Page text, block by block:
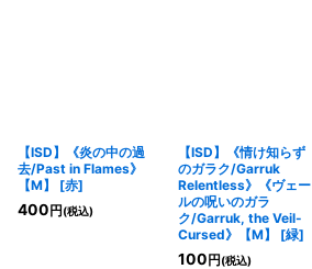
【ISD】《炎の中の過
去/Past in Flames》
【M】
[赤]
400 円 (税込)
【ISD】《情け知らず
のガラク/Garruk
Relentless》《ヴェー
ルの呪いのガラ
ク/Garruk, the Veil-
Cursed》【M】
[緑]
100 円 (税込)